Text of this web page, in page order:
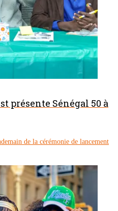
présente Sénégal 50 à
de la cérémonie de lancement